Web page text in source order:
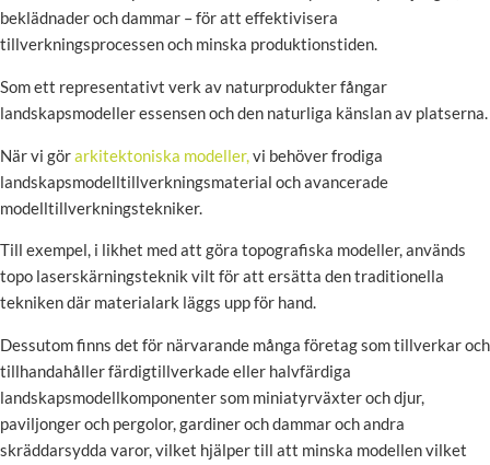
beklädnader och dammar – för att effektivisera
tillverkningsprocessen och minska produktionstiden.
Som ett representativt verk av naturprodukter fångar
landskapsmodeller essensen och den naturliga känslan av platserna.
När vi görarkitektoniska modeller,vi behöver frodiga
landskapsmodelltillverkningsmaterial och avancerade
modelltillverkningstekniker.
Till exempel, i likhet med att göra topografiska modeller, används
topo laserskärningsteknik vilt för att ersätta den traditionella
tekniken där materialark läggs upp för hand.
Dessutom finns det för närvarande många företag som tillverkar och
tillhandahåller färdigtillverkade eller halvfärdiga
landskapsmodellkomponenter som miniatyrväxter och djur,
paviljonger och pergolor, gardiner och dammar och andra
skräddarsydda varor, vilket hjälper till att minska modellen vilket